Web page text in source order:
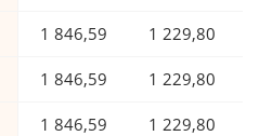
1 846,59 1 229,80
1 846,59 1 229,80
1 846,59 1 229,80